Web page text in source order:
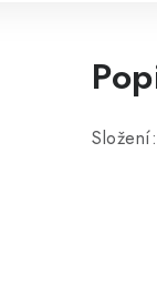
Složení: